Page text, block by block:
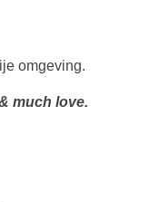
omgeving.
much love.